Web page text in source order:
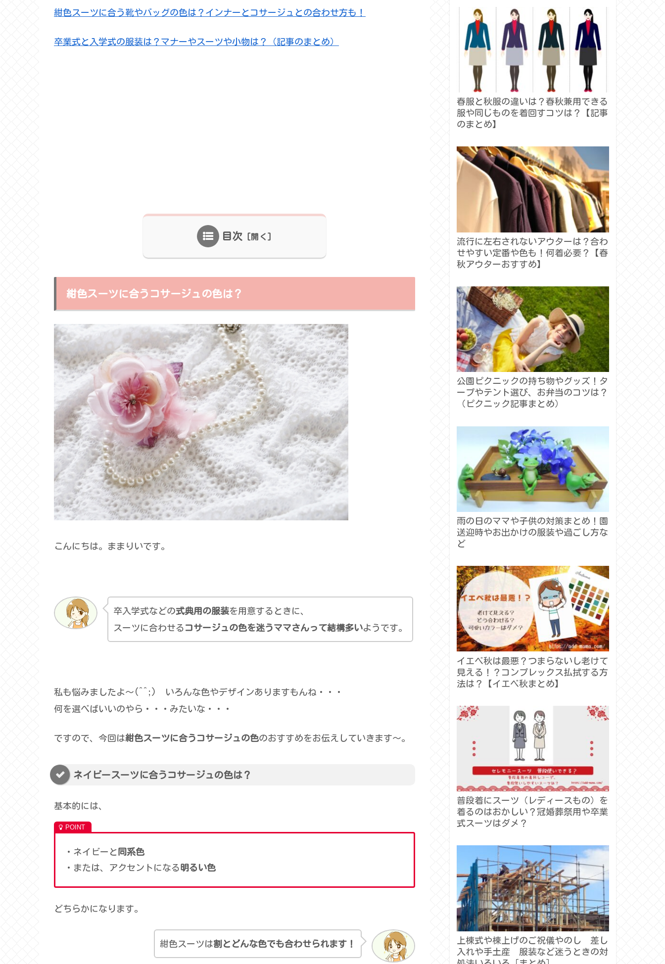
紺色スーツに合う靴やバッグの色は？インナーとコサージュとの合わせ方も！
卒業式と入学式の服装は？マナーやスーツや小物は？（記事のまとめ）
目次
紺色スーツに合うコサージュの色は？
こんにちは。ままりいです。
卒入学式などの式典用の服装を用意するときに、
スーツに合わせる コサージュの色を迷うママさんって結構多いようです。
私も悩みましたよ～(^^;) いろんな色やデザインありますもんね・・・
何を選べばいいのやら・・・みたいな・・・
ですので、今回は紺色スーツに合うコサージュの色のおすすめをお伝えしていきます～。
ネイビースーツに合うコサージュの色は？
基本的には、
・ネイビーと 同系色
・または、アクセントになる明るい色
どちらかになります。
紺色スーツは割とどんな色でも合わせられます！
春服と秋服の違いは？春秋兼用できる
服や同じものを着回すコツは？【記事
のまとめ】
流行に左右されないアウターは？合わ
せやすい定番や色も！何着必要？【春
秋アウターおすすめ】
公園ピクニックの持ち物やグッズ！タ
ープやテント選び、お弁当のコツは？
（ピクニック記事まとめ）
雨の日のママや子供の対策まとめ！園
送迎時やお出かけの服装や過ごし方な
ど
イエベ秋は最悪？つまらないし老けて
見える！？コンプレックス払拭する方
法は？【イエベ秋まとめ】
普段着にスーツ（レディースもの）を
着るのはおかしい？冠婚葬祭用や卒業
式スーツはダメ？
上棟式や棟上げのご祝儀やのし 差し
入れや手土産 服装など迷うときの対